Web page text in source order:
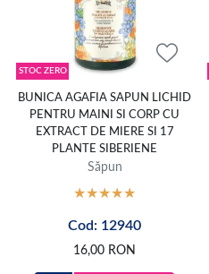
STOC ZERO
BUNICA AGAFIA SAPUN LICHID
PENTRU MAINI SI CORP CU
EXTRACT DE MIERE SI 17
PLANTE SIBERIENE
Săpun
Cod: 12940
16,00 RON